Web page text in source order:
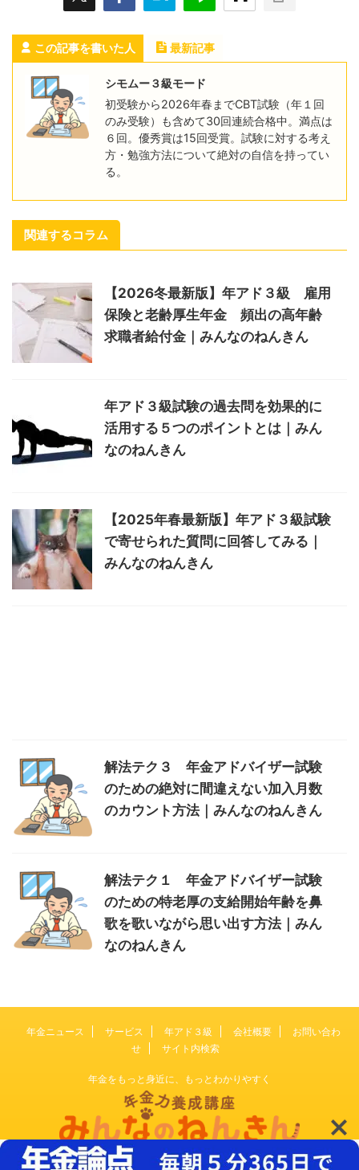
この記事を書いた人 最新記事
シモムー３級モード
初受験から2026年春までCBT試験（年１回
のみ受験）も含めて30回連続合格中。満点は
６回。優秀賞は15回受賞。試験に対する考え
方・勉強方法について絶対の自信を持ってい
る。
関連するコラム
【2026冬最新版】年アド３級 雇用
保険と老齢厚生年金 頻出の高年齢
求職者給付金｜みんなのねんきん
年アド３級試験の過去問を効果的に
活用する５つのポイントとは｜みん
なのねんきん
【2025年春最新版】年アド３級試験
で寄せられた質問に回答してみる｜
みんなのねんきん
解法テク３ 年金アドバイザー試験
のための絶対に間違えない加入月数
のカウント方法｜みんなのねんきん
解法テク１ 年金アドバイザー試験
のための特老厚の支給開始年齢を鼻
歌を歌いながら思い出す方法｜みん
なのねんきん
年金ニュース サービス 年アド３級 会社概要
お問い合わ
せ
サイト内検索
年金をもっと身近に、もっとわかりやすく